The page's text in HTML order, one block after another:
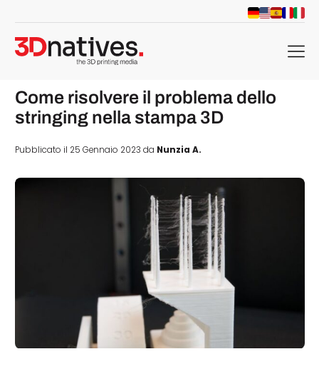
menu
Come risolvere il problema dello
stringing nella stampa 3D
Pubblicato il 25 Gennaio 2023 da Nunzia A.